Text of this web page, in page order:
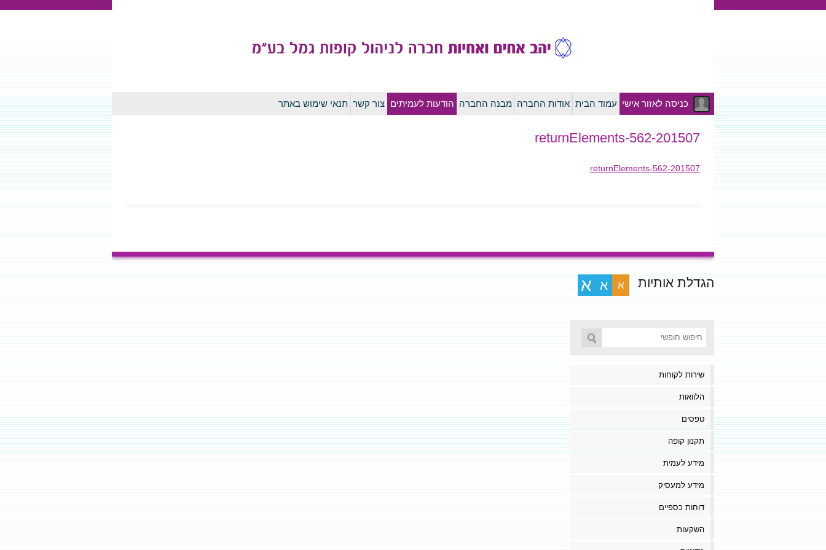
לדלג
לתוכן
כניסה לאזור אישי עמוד הבית אודות החברה מבנה החברה הודעות לעמיתים צור קשר תנאי שימוש באתר
201507-returnElements-562
201507-returnElements-562
הגדלת אותיות א א א
שירות לקוחות
הלוואות
טפסים
תקנון קופה
מידע לעמית
מידע למעסיק
דוחות כספיים
השקעות